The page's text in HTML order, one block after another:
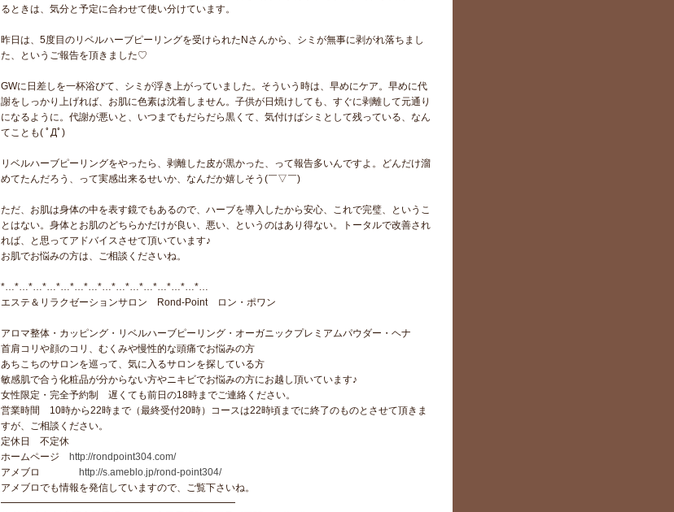
るときは、気分と予定に合わせて使い分けています。
昨日は、5度目のリベルハーブピーリングを受けられたNさんから、シミが無事に剥がれ落ちまし
た、というご報告を頂きました♡
GWに日差しを一杯浴びて、シミが浮き上がっていました。そういう時は、早めにケア。早めに代
謝をしっかり上げれば、お肌に色素は沈着しません。子供が日焼けしても、すぐに剥離して元通り
になるように。代謝が悪いと、いつまでもだらだら黒くて、気付けばシミとして残っている、なん
てことも( ﾟДﾟ)
リベルハーブピーリングをやったら、剥離した皮が黒かった、って報告多いんですよ。どんだけ溜
めてたんだろう、って実感出来るせいか、なんだか嬉しそう(￣▽￣)
ただ、お肌は身体の中を表す鏡でもあるので、ハーブを導入したから安心、これで完璧、というこ
とはない。身体とお肌のどちらかだけが良い、悪い、というのはあり得ない。トータルで改善され
れば、と思ってアドバイスさせて頂いています♪
お肌でお悩みの方は、ご相談くださいね。
*…*…*…*…*…*…*…*…*…*…*…*…*…*…*…
エステ＆リラクゼーションサロン Rond-Point ロン・ポワン
アロマ整体・カッピング・リベルハーブピーリング・オーガニックプレミアムパウダー・ヘナ
首肩コリや顔のコリ、むくみや慢性的な頭痛でお悩みの方
あちこちのサロンを巡って、気に入るサロンを探している方
敏感肌で合う化粧品が分からない方やニキビでお悩みの方にお越し頂いています♪
女性限定・完全予約制 遅くても前日の18時までご連絡ください。
営業時間 10時から22時まで（最終受付20時）コースは22時頃までに終了のものとさせて頂きま
すが、ご相談ください。
定休日 不定休
ホームページ
http://rondpoint304.com/
アメブロ
http://s.ameblo.jp/rond-point304/
アメブロでも情報を発信していますので、ご覧下さいね。
━━━━━━━━━━━━━━━━━━━━━━━━